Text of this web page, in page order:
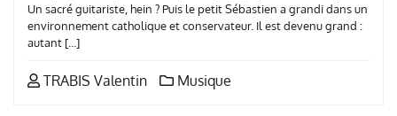
Un sacré guitariste, hein ? Puis le petit Sébastien a grandi dans un
environnement catholique et conservateur. Il est devenu grand :
autant […]
TRABIS Valentin Musique